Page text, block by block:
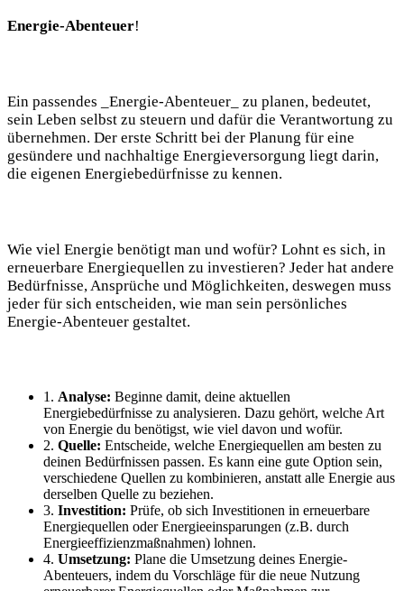
Energie-Abenteuer!
Ein passendes _Energie-Abenteuer_ zu ​planen, bedeutet,
sein Leben selbst zu‌ steuern und dafür die Verantwortung​ zu
übernehmen. Der erste Schritt bei der Planung für eine
gesündere und nachhaltige Energieversorgung liegt darin,
die eigenen Energiebedürfnisse zu kennen. ⁣
Wie viel Energie ⁢benötigt man und wofür? Lohnt es sich,⁢ in
erneuerbare Energiequellen zu ‍investieren? Jeder hat andere
Bedürfnisse, Ansprüche und‍ Möglichkeiten, deswegen muss
jeder für ​sich entscheiden, wie man sein persönliches
Energie-Abenteuer gestaltet.
1.​ Analyse: Beginne damit,‍ deine aktuellen
Energiebedürfnisse zu analysieren. Dazu gehört, welche Art
von Energie du ⁣benötigst, wie viel davon und wofür.
2. Quelle: Entscheide, welche ⁢Energiequellen am besten⁢ zu⁤
deinen Bedürfnissen passen. Es kann ‍eine gute Option sein,
verschiedene Quellen zu kombinieren, anstatt ⁣alle Energie aus
derselben Quelle zu beziehen.
3. Investition: Prüfe, ob ⁣sich Investitionen in erneuerbare
Energiequellen oder⁣ Energieeinsparungen (z.B. durch
Energieeffizienzmaßnahmen) lohnen.
4. Umsetzung: Plane die ‍Umsetzung deines⁢ Energie-
Abenteuers, ⁤indem du Vorschläge für die neue Nutzung